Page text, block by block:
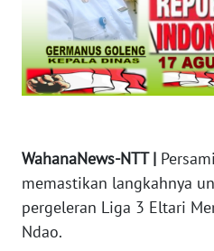
WahanaNews-NTT |
memastikan langkahnya
pergeleran Liga 3 Eltari
Ndao.
WN
SUMUT
WN
WN
BANTEN